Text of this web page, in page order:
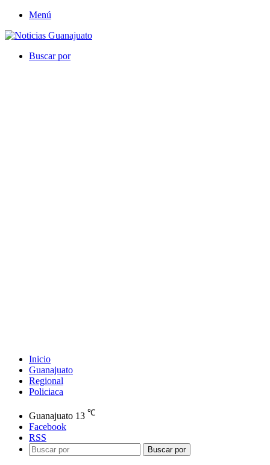
Menú
Buscar por
Inicio
Guanajuato
Regional
Policiaca
Guanajuato 13 ℃
Facebook
RSS
Buscar por